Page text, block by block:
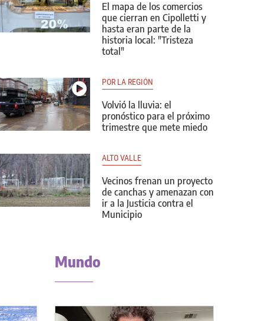
El mapa de los comercios
que cierran en Cipolletti y
hasta eran parte de la
historia local: "Tristeza
total"
POR LA REGIÓN
Volvió la lluvia: el
pronóstico para el próximo
trimestre que mete miedo
ALTO VALLE
Vecinos frenan un proyecto
de canchas y amenazan con
ir a la Justicia contra el
Municipio
Mundo